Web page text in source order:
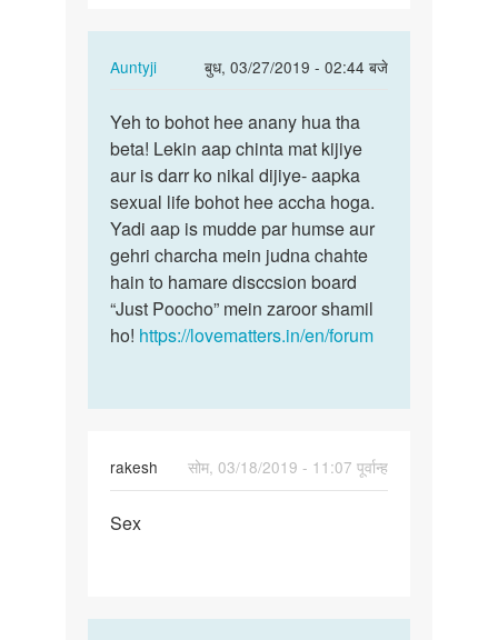
Auntyji
बुध, 03/27/2019 - 02:44 बजे
In
to
Humko
bachapan
harash
Kiya…
by
Karan
raj
Yeh
to
bohot
hee
anany
hua…
Yeh to bohot hee anany hua tha
beta! Lekin aap chinta mat kijiye
aur is darr ko nikal dijiye- aapka
sexual life bohot hee accha hoga.
Yadi aap is mudde par humse aur
gehri charcha mein judna chahte
hain to hamare disccsion board
“Just Poocho” mein zaroor shamil
ho! https://lovematters.in/en/forum
rakesh
सोम, 03/18/2019 - 11:07 पूर्वान्ह
Sex
Sex